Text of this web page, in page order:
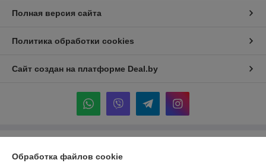
Полная версия сайта
Политика обработки cookies
Сайт создан на платформе Deal.by
Обработка файлов cookie